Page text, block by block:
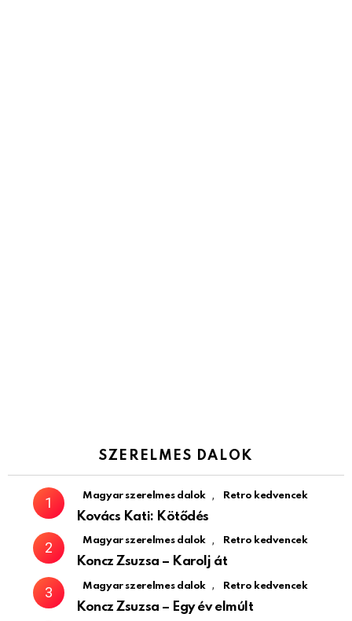
SZERELMES DALOK
Magyar szerelmes dalok , Retro kedvencek
Kovács Kati: Kötődés
Magyar szerelmes dalok , Retro kedvencek
Koncz Zsuzsa – Karolj át
Magyar szerelmes dalok , Retro kedvencek
Koncz Zsuzsa – Egy év elmúlt